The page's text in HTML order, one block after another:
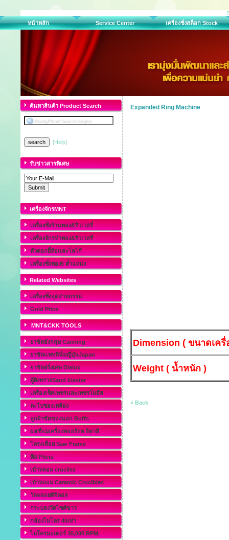
หน้าหลัก
Service Center เครื่องชั่งสต็อก Stock
ค้นหาสินค้า Product Search
[Help]
รับข่าวสารพิเศษ
เครื่องจักรMNT
เครื่องชั่งร้านทอง&จิวเวลรี่
เครื่องจักรทำทอง&จิวเวลรี่
ตัวตอกยี้ห้อเเละโลโก้
เครื่องชั่งทอง5 ต่ำแหน่ง
Related Websites
เครื่องชั่งอุตสาหกรรม
Gold Price
MNT&CKK TOOLS
ยาขัดอังกฤษ Canning
ยาขัดเเพทตินั่มญี่ปุ่นJapan
ยาขัดฝรั่งเศษ Dialux
ตู้ยิงทรายSand blaster
เครื่องเช็คเพชรเเละเพชรโมอีส
ตะไบซองเหลือง
ลูกผ้าขัดของนอก Buffs
ผงเชื่อมเครื่องทอสร้อย อิตาลี
โครงเลื่อย Saw Frame
คีม Pliers
เบ้าหลอม cruciles
เบ้าหลอม Caramic Crucibles
วัดพลอยดิจิตอล
กระบองวัดไซค์ขาว
กล้องไมโคร 40เท่า
ไมโครมอเตอร์ 35,000 RPM.
Expanded Ring Machine
Dimension ( ขนาดเครื่
Weight ( น้ำหนัก )
« Back